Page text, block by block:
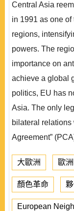
Central Asia
in 1991 as one
regions,
powers. The
importance on
achieve a global
politics, EU has
Asia. The only
bilateral relations
Agreement”
大歐洲 歐
顏色革命
European